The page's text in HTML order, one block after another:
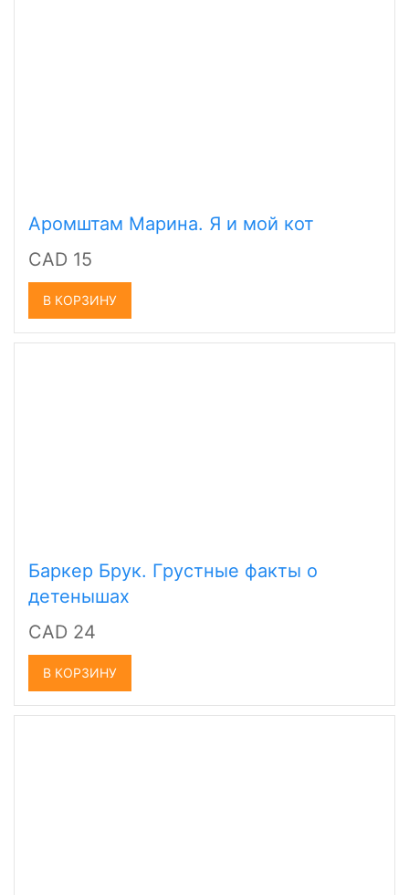
Аромштам Марина. Я и мой кот
CAD 15
В КОРЗИНУ
Баркер Брук. Грустные факты о
детенышах
CAD 24
В КОРЗИНУ